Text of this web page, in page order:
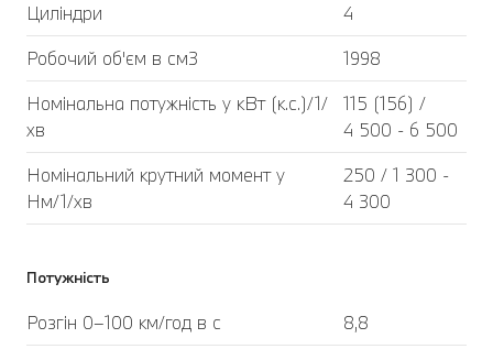
Циліндри
4
Робочий об'єм в см3
1998
Номінальна потужність у кВт (к.с.)/1/
хв
115 (156) /
4 500 - 6 500
Номінальний крутний момент у
Нм/1/хв
250 / 1 300 -
4 300
Потужність
Розгін 0–100 км/год в с
8,8